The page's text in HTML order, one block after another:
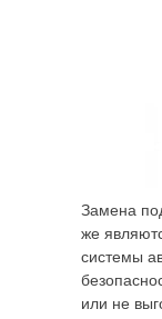
Замена
же
системы
или не